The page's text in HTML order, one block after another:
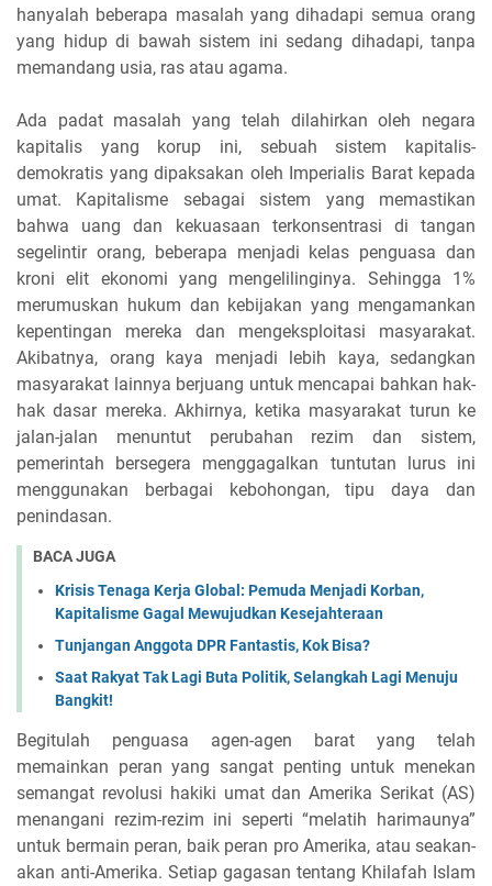
hanyalah beberapa masalah yang dihadapi semua orang
yang hidup di bawah sistem ini sedang dihadapi, tanpa
memandang usia, ras atau agama.
Ada padat masalah yang telah dilahirkan oleh negara
kapitalis yang korup ini, sebuah sistem kapitalis-
demokratis yang dipaksakan oleh Imperialis Barat kepada
umat. Kapitalisme sebagai sistem yang memastikan
bahwa uang dan kekuasaan terkonsentrasi di tangan
segelintir orang, beberapa menjadi kelas penguasa dan
kroni elit ekonomi yang mengelilinginya. Sehingga 1%
merumuskan hukum dan kebijakan yang mengamankan
kepentingan mereka dan mengeksploitasi masyarakat.
Akibatnya, orang kaya menjadi lebih kaya, sedangkan
masyarakat lainnya berjuang untuk mencapai bahkan hak-
hak dasar mereka. Akhirnya, ketika masyarakat turun ke
jalan-jalan menuntut perubahan rezim dan sistem,
pemerintah bersegera menggagalkan tuntutan lurus ini
menggunakan berbagai kebohongan, tipu daya dan
penindasan.
BACA JUGA
Krisis Tenaga Kerja Global: Pemuda Menjadi Korban,
Kapitalisme Gagal Mewujudkan Kesejahteraan
Tunjangan Anggota DPR Fantastis, Kok Bisa?
Saat Rakyat Tak Lagi Buta Politik, Selangkah Lagi Menuju
Bangkit!
Begitulah penguasa agen-agen barat yang telah
memainkan peran yang sangat penting untuk menekan
semangat revolusi hakiki umat dan Amerika Serikat (AS)
menangani rezim-rezim ini seperti “melatih harimaunya”
untuk bermain peran, baik peran pro Amerika, atau seakan-
akan anti-Amerika. Setiap gagasan tentang Khilafah Islam